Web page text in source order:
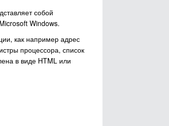
собой
Windows.
как например адрес
процессора, список
в виде HTML или